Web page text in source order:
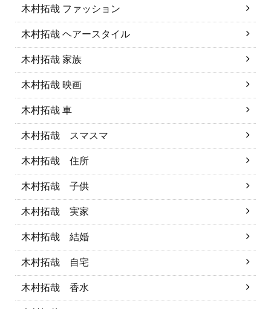
木村拓哉 ファッション
木村拓哉 ヘアースタイル
木村拓哉 家族
木村拓哉 映画
木村拓哉 車
木村拓哉 スマスマ
木村拓哉 住所
木村拓哉 子供
木村拓哉 実家
木村拓哉 結婚
木村拓哉 自宅
木村拓哉 香水